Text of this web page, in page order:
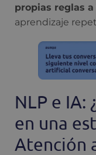
propias reglas
aprendizaje
NLP e IA:
en una
Atención